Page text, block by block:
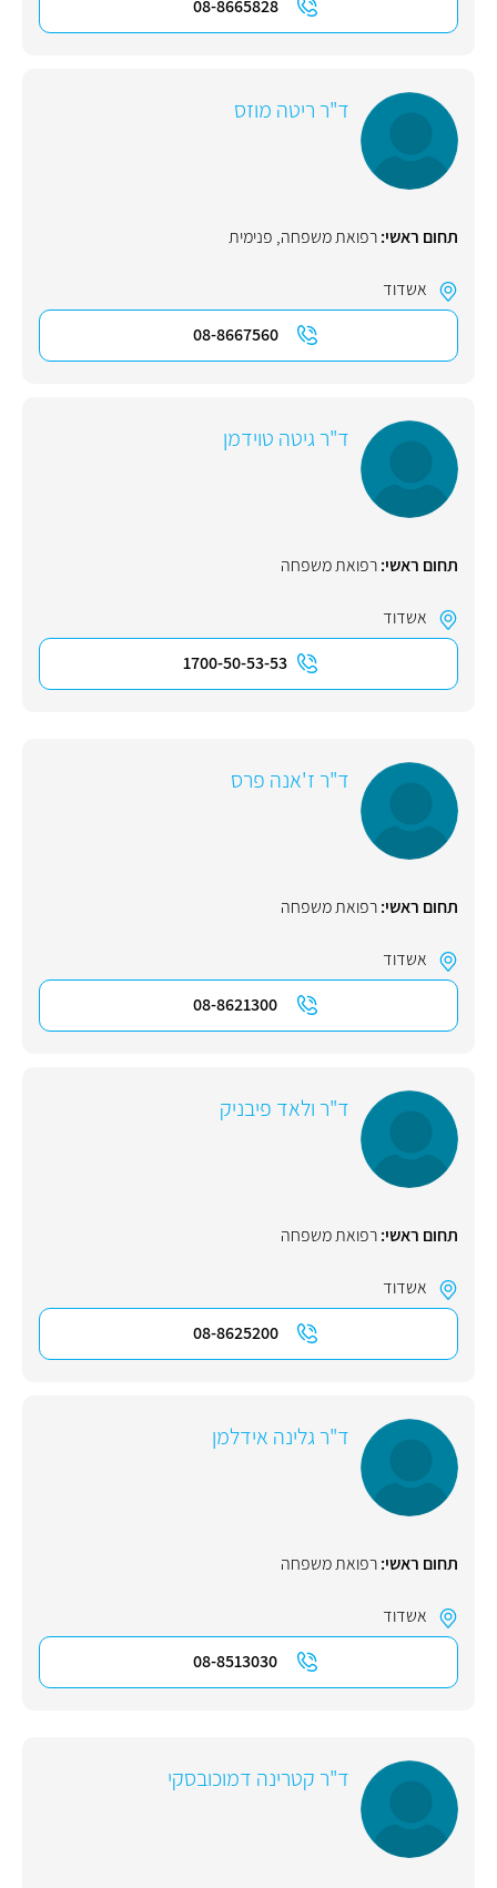
08-8665828
ד"ר ריטה מוזס
תחום ראשי:רפואת משפחה, פנימית
אשדוד
08-8667560
ד"ר גיטה טוידמן
תחום ראשי:רפואת משפחה
אשדוד
1700-50-53-53
ד"ר ז'אנה פרס
תחום ראשי:רפואת משפחה
אשדוד
08-8621300
ד"ר ולאד פיבניק
תחום ראשי:רפואת משפחה
אשדוד
08-8625200
ד"ר גלינה אידלמן
תחום ראשי:רפואת משפחה
אשדוד
08-8513030
ד"ר קטרינה דמוכובסקי